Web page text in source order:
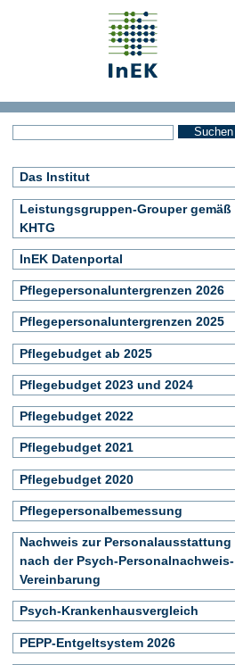
Das Institut
Leistungsgruppen-Grouper gemäß
KHTG
InEK Datenportal
Pflegepersonaluntergrenzen 2026
Pflegepersonaluntergrenzen 2025
Pflegebudget ab 2025
Pflegebudget 2023 und 2024
Pflegebudget 2022
Pflegebudget 2021
Pflegebudget 2020
Pflegepersonalbemessung
Nachweis zur Personalausstattung
nach der Psych-Personalnachweis-
Vereinbarung
Psych-Krankenhausvergleich
PEPP-Entgeltsystem 2026